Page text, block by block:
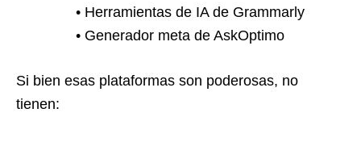
• Herramientas de IA de Grammarly
• Generador meta de AskOptimo
Si bien esas plataformas son poderosas, no
tienen: